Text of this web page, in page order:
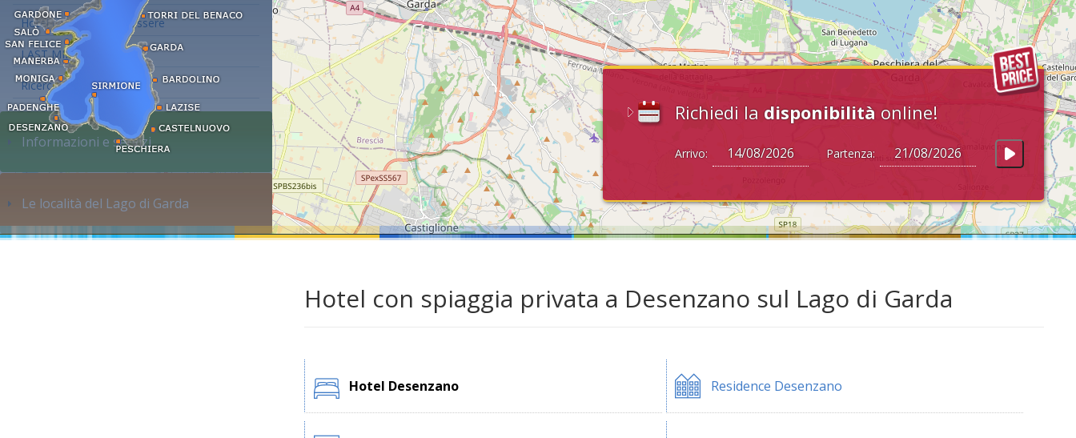
Richiedi la disponibilità online!
Arrivo: Partenza:
Hotel con centro benessere
LAST MINUTE
Ricerca alloggi...
Informazioni e servizi
Le località del Lago di Garda
Hotel con spiaggia privata a Desenzano sul Lago di Garda
Hotel Desenzano Residence Desenzano